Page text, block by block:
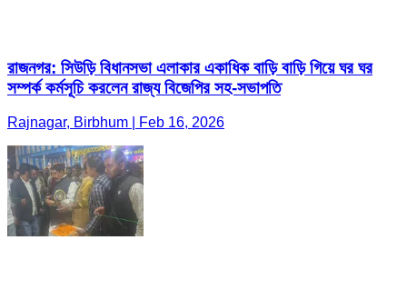
রাজনগর: সিউড়ি বিধানসভা এলাকার একাধিক বাড়ি বাড়ি গিয়ে ঘর ঘর
সম্পর্ক কর্মসূচি করলেন রাজ্য বিজেপির সহ-সভাপতি
Rajnagar, Birbhum | Feb 16, 2026